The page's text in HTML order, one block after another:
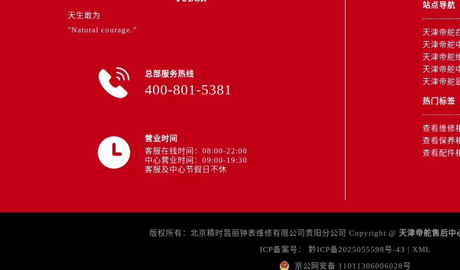
山西省运城市盐湖区河东街帝舵售后服务中心（需提前预约）
山西省长治市潞州区英雄中路帝舵售后服务中心（需提前预约）
山西省太原市迎泽区迎泽街道解放路15号亨得利名表维修授权店3楼帝舵售后服务中心（需提前预约
天津市和平区赤峰道136号天津国际金融中心26层2603室帝舵售后服务中心（需提前预约）
安徽省安庆市迎江区人民路帝舵售后服务中心（需提前预约）
安徽省蚌埠市蚌山区淮河路帝舵售后服务中心（需提前预约）
安徽省阜阳市颍州区颍州北路帝舵售后服务中心（需提前预约）
安徽省淮北市相山区淮海路帝舵售后服务中心（需提前预约）
安徽省淮南市田家庵区国庆中路帝舵售后服务中心（需提前预约）
安徽省宿州市埇桥区人民中路帝舵售后服务中心（需提前预约）
安徽省铜陵市铜官区石城大道帝舵售后服务中心（需提前预约）
安徽省芜湖市镜湖区中山路步行街帝舵售后服务中心（需提前预约）
天生敢为
"Natural courage.”
总部服务热线
400-801-5381
营业时间
客服在线时间：08:00-22:00
中心营业时间：09:00-19:30
客服及中心节假日不休
站点导航
天津帝舵
天津帝舵
天津帝舵
天津帝舵
天津帝舵
热门标签
查看维修
查看保养
查看配件
版权所有：北京精时翡丽钟表维修有限公司贵阳分公司 Copyright @ 天津帝舵售后中
ICP备案号： 黔ICP备2025055598号-43 | XML
京公网安备 11011306006028号